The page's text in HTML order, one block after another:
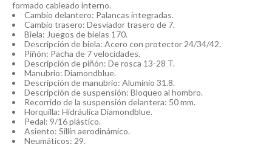
formado cableado interno.
Cambio delantero: Palancas integradas.
Cambio trasero: Desviador trasero de 7.
Biela: Juegos de bielas 170.
Descripción de biela: Acero con protector 24/34/42.
Piñón: Pacha de 7 velocidades.
Descripción de piñón: De rosca 13-28 T.
Manubrio: Diamondblue.
Descripción de manubrio: Aluminio 31.8.
Descripción de suspensión: Bloqueo al hombro.
Recorrido de la suspensión delantera: 50 mm.
Horquilla: Hidráulica Diamondblue.
Pedal: 9/16 plástico.
Asiento: Sillín aerodinámico.
Neumáticos: 29.